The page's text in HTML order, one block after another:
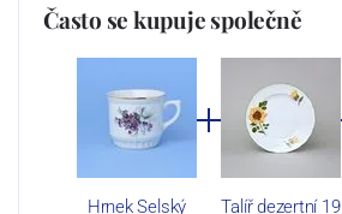
Často se kupuje společně
Hrnek Selský
Talíř dezertní 19